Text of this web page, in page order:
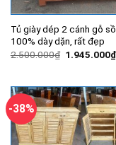
Tủ giày dép 2 cánh gỗ
100% dày dặn, rất đẹp
2.500.000₫ Giá
1.945.000₫
-38%